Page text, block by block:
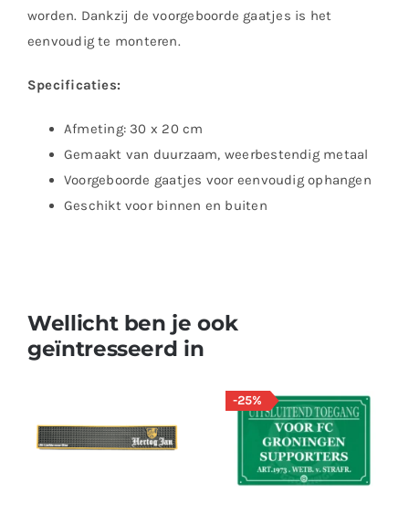
worden. Dankzij de voorgeboorde gaatjes is het
eenvoudig te monteren.
Specificaties:
Afmeting: 30 x 20 cm
Gemaakt van duurzaam, weerbestendig metaal
Voorgeboorde gaatjes voor eenvoudig ophangen
Geschikt voor binnen en buiten
Wellicht ben je ook
geïntresseerd in
-25%